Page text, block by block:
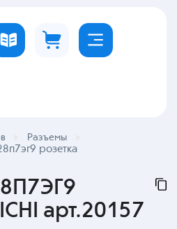
Разъемы
розетка
арт.20157